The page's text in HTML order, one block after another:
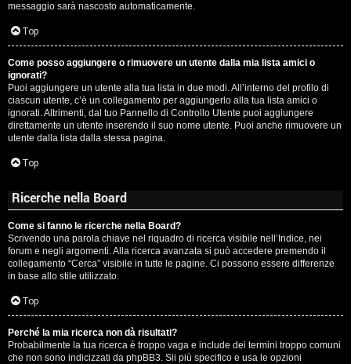
messaggio sarà nascosto automaticamente.
Top
Come posso aggiungere o rimuovere un utente dalla mia lista amici o
ignorati?
Puoi aggiungere un utente alla tua lista in due modi. All’interno del profilo di
ciascun utente, c’è un collegamento per aggiungerlo alla tua lista amici o
ignorati. Altrimenti, dal tuo Pannello di Controllo Utente puoi aggiungere
direttamente un utente inserendo il suo nome utente. Puoi anche rimuovere un
utente dalla lista dalla stessa pagina.
Top
Ricerche nella Board
Come si fanno le ricerche nella Board?
Scrivendo una parola chiave nel riquadro di ricerca visibile nell’Indice, nei
forum e negli argomenti. Alla ricerca avanzata si può accedere premendo il
collegamento “Cerca” visibile in tutte le pagine. Ci possono essere differenze
in base allo stile utilizzato.
Top
Perché la mia ricerca non dà risultati?
Probabilmente la tua ricerca è troppo vaga e include dei termini troppo comuni
che non sono indicizzati da phpBB3. Sii più specifico e usa le opzioni